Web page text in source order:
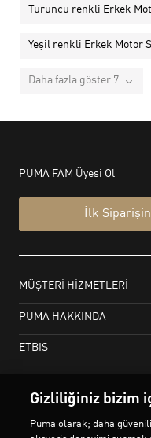
Turuncu renkli Erkek
Yeşil renkli Erkek Motor
Daha fazla göster 7
Gizliliğiniz bizim
Puma olarak; daha